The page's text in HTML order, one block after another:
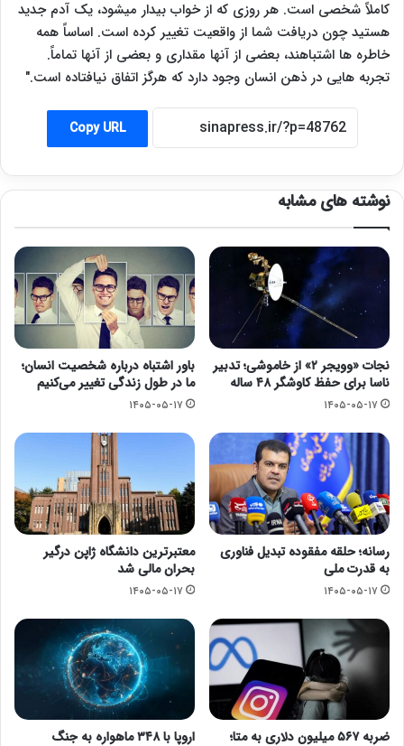
کاملاً شخصی است. هر روزی که از خواب بیدار میشود، یک آدم جدید
هستید چون دریافت شما از واقعیت تغییر کرده است. اساساً همه
خاطره ها اشتباهند، بعضی از آنها مقداری و بعضی از آنها تماماً.
تجربه هایی در ذهن انسان وجود دارد که هرگز اتفاق نیافتاده است."
Copy URL
نوشته های مشابه
نجات «وویجر ۲» از خاموشی؛ تدبیر
ناسا برای حفظ کاوشگر ۴۸ ساله
۱۴۰۵-۰۵-۱۷
باور اشتباه درباره شخصیت انسان؛
ما در طول زندگی تغییر می‌کنیم
۱۴۰۵-۰۵-۱۷
رسانه؛ حلقه مفقوده تبدیل فناوری
به قدرت ملی
۱۴۰۵-۰۵-۱۷
معتبرترین دانشگاه ژاپن درگیر
بحران مالی شد
۱۴۰۵-۰۵-۱۷
ضربه ۵۶۷ میلیون دلاری به متا؛
اروپا با ۳۴۸ ماهواره به جنگ